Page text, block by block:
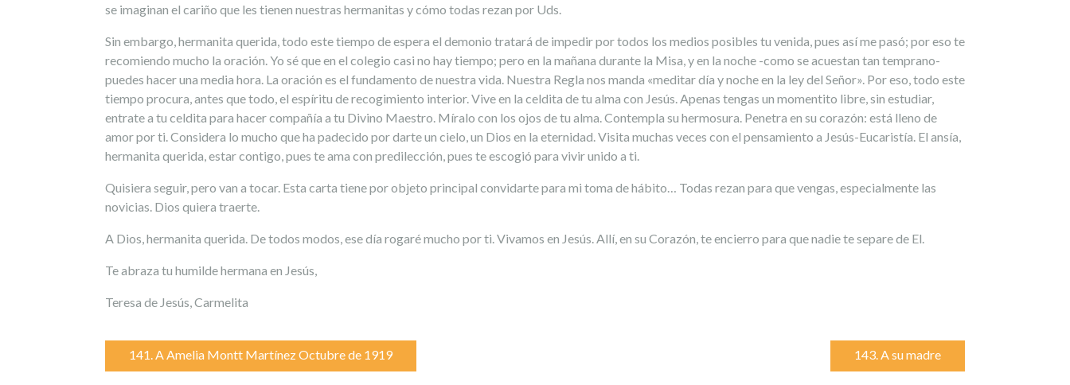
se imaginan el cariño que les tienen nuestras hermanitas y cómo todas rezan por Uds.
Sin embargo, hermanita querida, todo este tiempo de espera el demonio tratará de impedir por todos los medios posibles tu venida, pues así me pasó; por eso te
recomiendo mucho la oración. Yo sé que en el colegio casi no hay tiempo; pero en la mañana durante la Misa, y en la noche -como se acuestan tan temprano-
puedes hacer una media hora. La oración es el fundamento de nuestra vida. Nuestra Regla nos manda «meditar día y noche en la ley del Señor». Por eso, todo este
tiempo procura, antes que todo, el espíritu de recogimiento interior. Vive en la celdita de tu alma con Jesús. Apenas tengas un momentito libre, sin estudiar,
entrate a tu celdita para hacer compañía a tu Divino Maestro. Míralo con los ojos de tu alma. Contempla su hermosura. Penetra en su corazón: está lleno de
amor por ti. Considera lo mucho que ha padecido por darte un cielo, un Dios en la eternidad. Visita muchas veces con el pensamiento a Jesús-Eucaristía. El ansía,
hermanita querida, estar contigo, pues te ama con predilección, pues te escogió para vivir unido a ti.
Quisiera seguir, pero van a tocar. Esta carta tiene por objeto principal convidarte para mi toma de hábito… Todas rezan para que vengas, especialmente las
novicias. Dios quiera traerte.
A Dios, hermanita querida. De todos modos, ese día rogaré mucho por ti. Vivamos en Jesús. Allí, en su Corazón, te encierro para que nadie te separe de El.
Te abraza tu humilde hermana en Jesús,
Teresa de Jesús, Carmelita
Navegación
141. A Amelia Montt Martínez Octubre de 1919 143. A su madre